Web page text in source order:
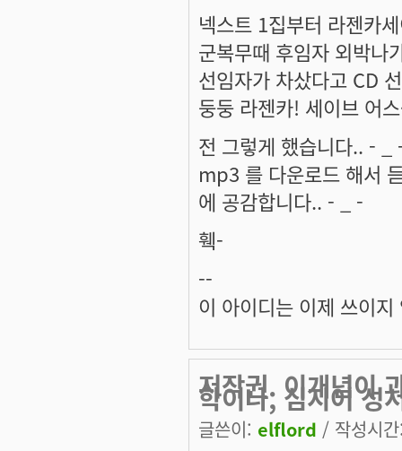
넥스트 1집부터 라젠카
군복무때 후임자 외박
선임자가 차샀다고 CD
둥둥 라젠카! 세이브 어
전 그렇게 했습니다.. - _
mp3 를 다운로드 해서
에 공감합니다.. - _ -
훽-
--
이 아이디는 이제 쓰이지
저작권. 이개념이
학이나, 심지어 성
글쓴이: elflord / 작성시